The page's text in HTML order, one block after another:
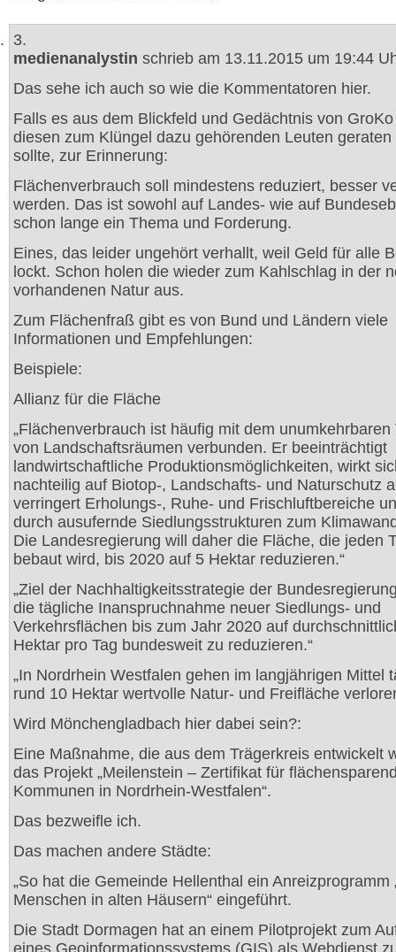
3.
medienanalystin schrieb am 13.11.2015 um 19:44
Das sehe ich auch so wie die Kommentatoren hier.
Falls es aus dem Blickfeld und Gedächtnis von
diesen zum Klüngel dazu gehörenden Leuten geraten
sollte, zur Erinnerung:
Flächenverbrauch soll mindestens reduziert, besser
werden. Das ist sowohl auf Landes- wie auf
schon lange ein Thema und Forderung.
Eines, das leider ungehört verhallt, weil Geld für alle
lockt. Schon holen die wieder zum Kahlschlag in der
vorhandenen Natur aus.
Zum Flächenfraß gibt es von Bund und Ländern viele
Informationen und Empfehlungen:
Beispiele:
Allianz für die Fläche
„Flächenverbrauch ist häufig mit dem unumkehrbaren
von Landschaftsräumen verbunden. Er beeinträchtigt
landwirtschaftliche Produktionsmöglichkeiten, wirkt
nachteilig auf Biotop-, Landschafts- und Naturschutz
verringert Erholungs-, Ruhe- und Frischluftbereiche
durch ausufernde Siedlungsstrukturen zum
Die Landesregierung will daher die Fläche, die jeden
bebaut wird, bis 2020 auf 5 Hektar reduzieren.“
„Ziel der Nachhaltigkeitsstrategie der
die tägliche Inanspruchnahme neuer Siedlungs- und
Verkehrsflächen bis zum Jahr 2020 auf
Hektar pro Tag bundesweit zu reduzieren.“
„In Nordrhein Westfalen gehen im langjährigen Mittel
rund 10 Hektar wertvolle Natur- und Freifläche
Wird Mönchengladbach hier dabei sein?:
Eine Maßnahme, die aus dem Trägerkreis entwickelt
das Projekt „Meilenstein – Zertifikat für
Kommunen in Nordrhein-Westfalen“.
Das bezweifle ich.
Das machen andere Städte:
„So hat die Gemeinde Hellenthal ein Anreizprogramm
Menschen in alten Häusern“ eingeführt.
Die Stadt Dormagen hat an einem Pilotprojekt zum
eines Geoinformationssystems (GIS) als Webdienst